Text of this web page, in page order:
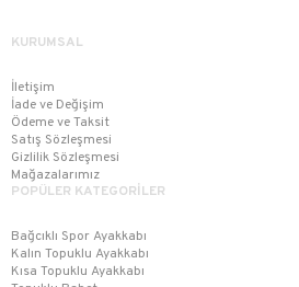
KURUMSAL
İletişim
İade ve Değişim
Ödeme ve Taksit
Satış Sözleşmesi
Gizlilik Sözleşmesi
Mağazalarımız
POPÜLER KATEGORİLER
Bağcıklı Spor Ayakkabı
Kalın Topuklu Ayakkabı
Kısa Topuklu Ayakkabı